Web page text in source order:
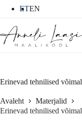
ETEN
Erinevad tehnilised
Avaleht
Materjalid
Erinevad tehnilised